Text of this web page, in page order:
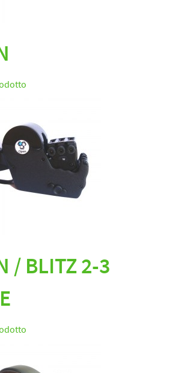
/ BLITZ 2-3